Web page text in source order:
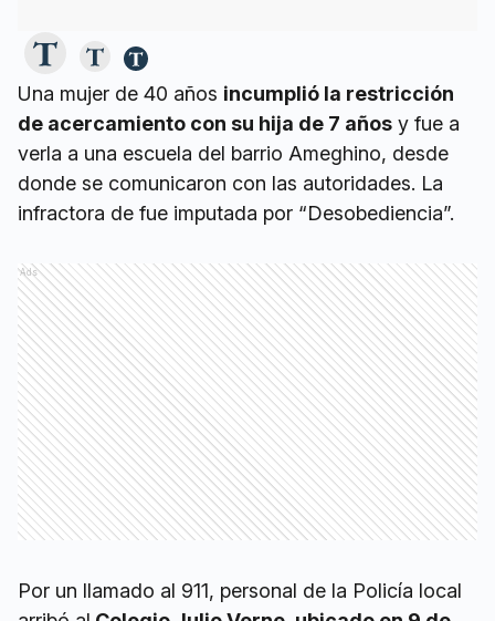
Una mujer de 40 años incumplió la restricción
de acercamiento con su hija de 7 años y fue a
verla a una escuela del barrio Ameghino, desde
donde se comunicaron con las autoridades. La
infractora de fue imputada por “Desobediencia”.
Ads
Por un llamado al 911, personal de la Policía local